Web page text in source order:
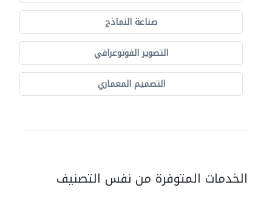
صناعة النماذج
التصوير الفوتوغرافي
التصميم المعماري
الخدمات المتوفرة من نفس التصنيف